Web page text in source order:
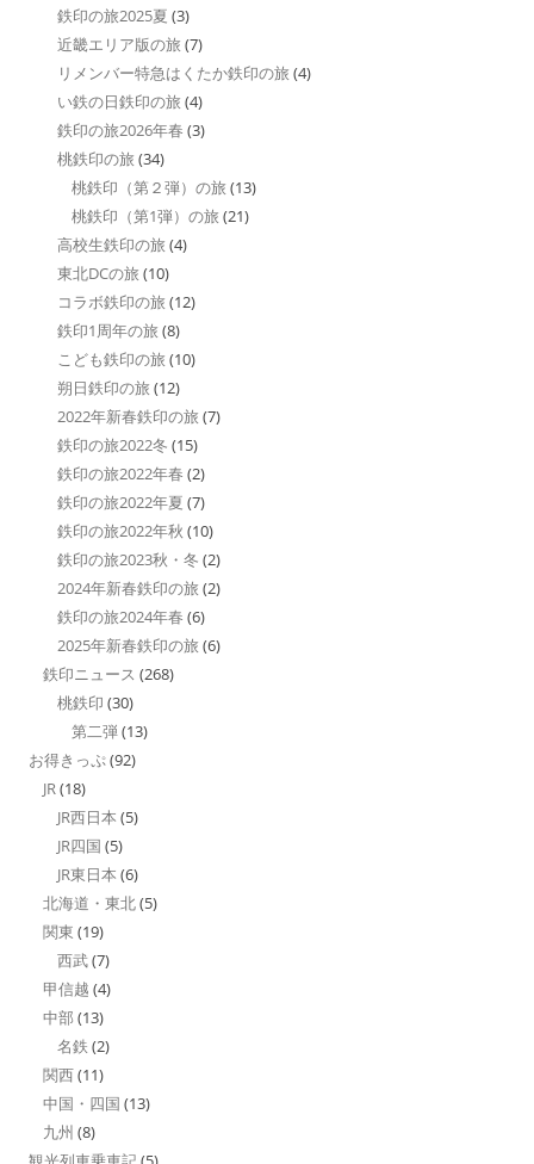
鉄印の旅2025夏 (3)
近畿エリア版の旅 (7)
リメンバー特急はくたか鉄印の旅 (4)
い鉄の日鉄印の旅 (4)
鉄印の旅2026年春 (3)
桃鉄印の旅 (34)
桃鉄印（第２弾）の旅 (13)
桃鉄印（第1弾）の旅 (21)
高校生鉄印の旅 (4)
東北DCの旅 (10)
コラボ鉄印の旅 (12)
鉄印1周年の旅 (8)
こども鉄印の旅 (10)
朔日鉄印の旅 (12)
2022年新春鉄印の旅 (7)
鉄印の旅2022冬 (15)
鉄印の旅2022年春 (2)
鉄印の旅2022年夏 (7)
鉄印の旅2022年秋 (10)
鉄印の旅2023秋・冬 (2)
2024年新春鉄印の旅 (2)
鉄印の旅2024年春 (6)
2025年新春鉄印の旅 (6)
鉄印ニュース (268)
桃鉄印 (30)
第二弾(13)
お得きっぷ(92)
JR(18)
JR西日本 (5)
JR四国 (5)
JR東日本 (6)
北海道・東北(5)
関東 (19)
西武(7)
甲信越 (4)
中部 (13)
名鉄 (2)
関西(11)
中国・四国 (13)
九州 (8)